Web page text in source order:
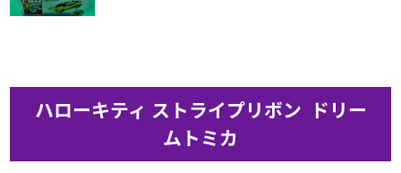
ハローキティ ストライプリボン ドリー
ムトミカ